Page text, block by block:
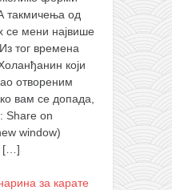
од
се мени највише
тог времена
који
отвореним
вам се допада,
Share on
window)
[…]
за карате